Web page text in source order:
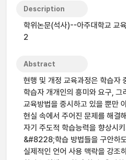
Description
학위논문(석사)--아주대학교 교
2
Abstract
현행 및 개정 교육과정은 학습자
학습자 개개인의 흥미와 요구, 그
교육방법을 중시하고 있을 뿐만
현실 속에서 주어진 문제를 해결
자기 주도적 학습능력을 향상시
&#8228;학습 방법들을 구안하
실제적인 언어 사용 맥락을 강조